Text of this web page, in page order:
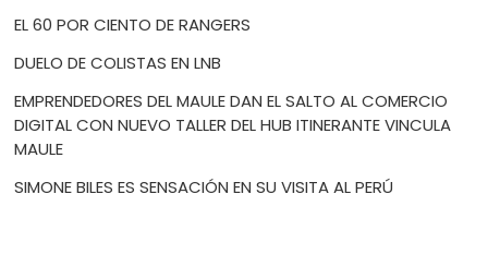
EL 60 POR CIENTO DE RANGERS
DUELO DE COLISTAS EN LNB
EMPRENDEDORES DEL MAULE DAN EL SALTO AL COMERCIO
DIGITAL CON NUEVO TALLER DEL HUB ITINERANTE VINCULA
MAULE
SIMONE BILES ES SENSACIÓN EN SU VISITA AL PERÚ